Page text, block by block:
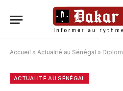
Accueil » Actualité au Sénégal » Diplomatie : de
ACTUALITÉ AU SÉNÉGAL